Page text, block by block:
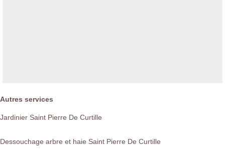
Autres services
Jardinier Saint Pierre De Curtille
Dessouchage arbre et haie Saint Pierre De Curtille